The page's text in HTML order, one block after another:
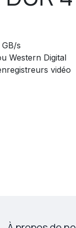
s
Western Digital
vidéo